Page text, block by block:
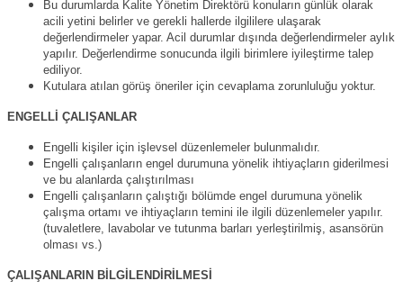
Bu durumlarda Kalite Yönetim Direktörü konuların günlük olarak
acili yetini belirler ve gerekli hallerde ilgililere ulaşarak
değerlendirmeler yapar. Acil durumlar dışında değerlendirmeler aylık
yapılır. Değerlendirme sonucunda ilgili birimlere iyileştirme talep
ediliyor.
Kutulara atılan görüş öneriler için cevaplama zorunluluğu yoktur.
ENGELLİ ÇALIŞANLAR
Engelli kişiler için işlevsel düzenlemeler bulunmalıdır.
Engelli çalışanların engel durumuna yönelik ihtiyaçların giderilmesi
ve bu alanlarda çalıştırılması
Engelli çalışanların çalıştığı bölümde engel durumuna yönelik
çalışma ortamı ve ihtiyaçların temini ile ilgili düzenlemeler yapılır.
(tuvaletlere, lavabolar ve tutunma barları yerleştirilmiş, asansörün
olması vs.)
ÇALIŞANLARIN BİLGİLENDİRİLMESİ